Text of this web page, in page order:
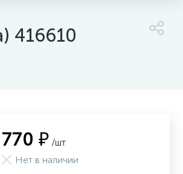
416610
770 ₽ /шт
Нет в наличии